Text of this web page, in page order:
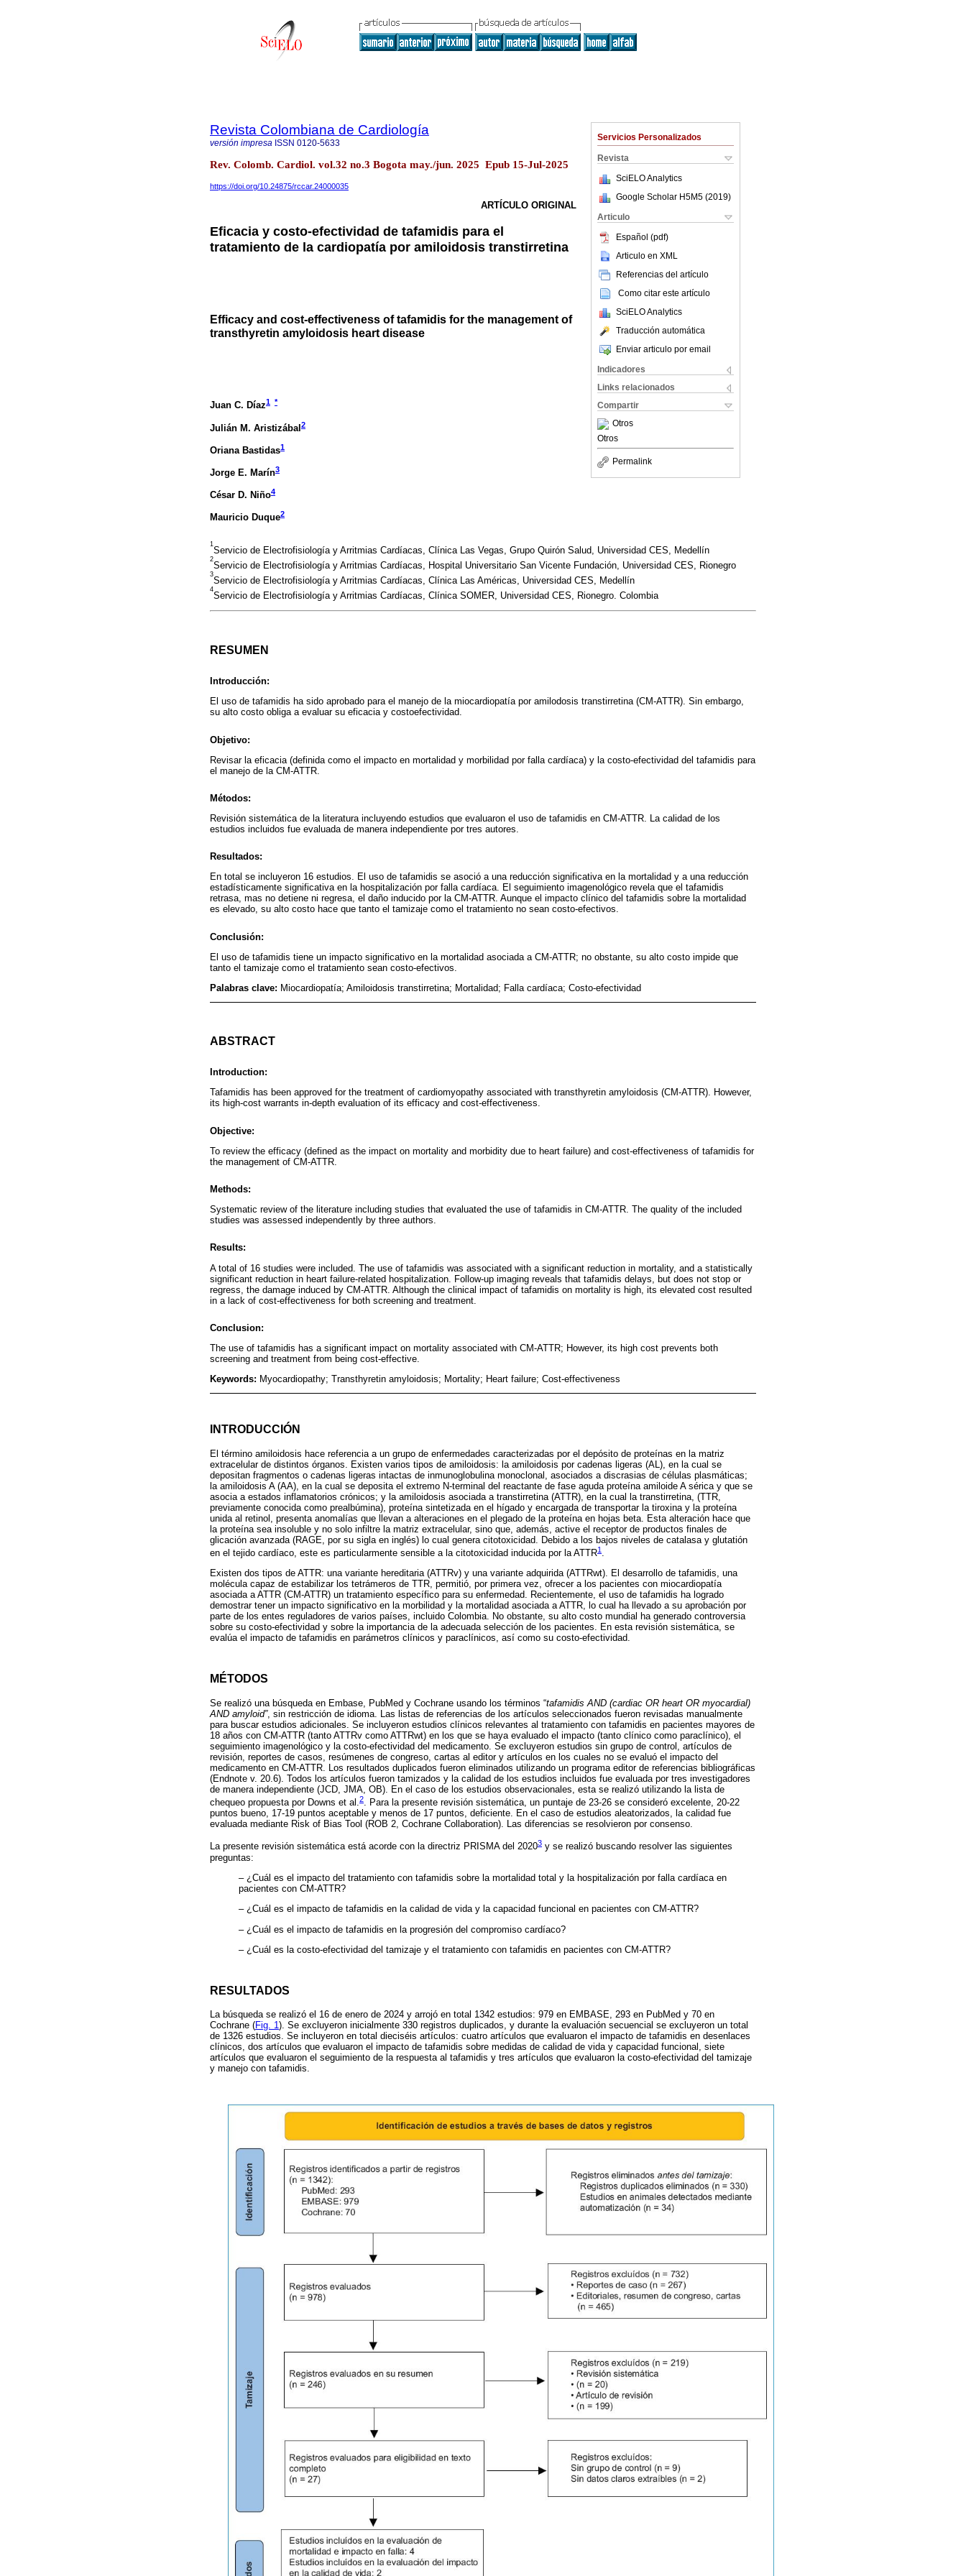
Servicios Personalizados
Revista
SciELO Analytics
Google Scholar H5M5 (2019)
Articulo
Español (pdf)
Articulo en XML
Referencias del artículo
Como citar este artículo
SciELO Analytics
Traducción automática
Enviar articulo por email
Indicadores
Links relacionados
Compartir
Otros
Otros
Permalink
Revista Colombiana de Cardiología
versión impresa ISSN 0120-5633
Rev. Colomb. Cardiol. vol.32 no.3 Bogota may./jun. 2025 Epub 15-Jul-2025
https://doi.org/10.24875/rccar.24000035
ARTÍCULO ORIGINAL
Eficacia y costo-efectividad de tafamidis para el
tratamiento de la cardiopatía por amiloidosis transtirretina
Efficacy and cost-effectiveness of tafamidis for the management of
transthyretin amyloidosis heart disease
Juan C. Díaz1 *
Julián M. Aristizábal 2
Oriana Bastidas1
Jorge E. Marín3
César D. Niño4
Mauricio Duque2
1
Servicio de Electrofisiología y Arritmias Cardíacas, Clínica Las Vegas, Grupo Quirón Salud, Universidad CES, Medellín
2
Servicio de Electrofisiología y Arritmias Cardíacas, Hospital Universitario San Vicente Fundación, Universidad CES, Rionegro
3
Servicio de Electrofisiología y Arritmias Cardíacas, Clínica Las Américas, Universidad CES, Medellín
4
Servicio de Electrofisiología y Arritmias Cardíacas, Clínica SOMER, Universidad CES, Rionegro. Colombia
RESUMEN
Introducción:
El uso de tafamidis ha sido aprobado para el manejo de la miocardiopatía por amilodosis transtirretina (CM-ATTR). Sin embargo,
su alto costo obliga a evaluar su eficacia y costoefectividad.
Objetivo:
Revisar la eficacia (definida como el impacto en mortalidad y morbilidad por falla cardíaca) y la costo-efectividad del tafamidis para
el manejo de la CM-ATTR.
Métodos:
Revisión sistemática de la literatura incluyendo estudios que evaluaron el uso de tafamidis en CM-ATTR. La calidad de los
estudios incluidos fue evaluada de manera independiente por tres autores.
Resultados:
En total se incluyeron 16 estudios. El uso de tafamidis se asoció a una reducción significativa en la mortalidad y a una reducción
estadísticamente significativa en la hospitalización por falla cardíaca. El seguimiento imagenológico revela que el tafamidis
retrasa, mas no detiene ni regresa, el daño inducido por la CM-ATTR. Aunque el impacto clínico del tafamidis sobre la mortalidad
es elevado, su alto costo hace que tanto el tamizaje como el tratamiento no sean costo-efectivos.
Conclusión:
El uso de tafamidis tiene un impacto significativo en la mortalidad asociada a CM-ATTR; no obstante, su alto costo impide que
tanto el tamizaje como el tratamiento sean costo-efectivos.
Palabras clave: Miocardiopatía; Amiloidosis transtirretina; Mortalidad; Falla cardíaca; Costo-efectividad
ABSTRACT
Introduction:
Tafamidis has been approved for the treatment of cardiomyopathy associated with transthyretin amyloidosis (CM-ATTR). However,
its high-cost warrants in-depth evaluation of its efficacy and cost-effectiveness.
Objective:
To review the efficacy (defined as the impact on mortality and morbidity due to heart failure) and cost-effectiveness of tafamidis for
the management of CM-ATTR.
Methods:
Systematic review of the literature including studies that evaluated the use of tafamidis in CM-ATTR. The quality of the included
studies was assessed independently by three authors.
Results:
A total of 16 studies were included. The use of tafamidis was associated with a significant reduction in mortality, and a statistically
significant reduction in heart failure-related hospitalization. Follow-up imaging reveals that tafamidis delays, but does not stop or
regress, the damage induced by CM-ATTR. Although the clinical impact of tafamidis on mortality is high, its elevated cost resulted
in a lack of cost-effectiveness for both screening and treatment.
Conclusion:
The use of tafamidis has a significant impact on mortality associated with CM-ATTR; However, its high cost prevents both
screening and treatment from being cost-effective.
Keywords: Myocardiopathy; Transthyretin amyloidosis; Mortality; Heart failure; Cost-effectiveness
INTRODUCCIÓN
El término amiloidosis hace referencia a un grupo de enfermedades caracterizadas por el depósito de proteínas en la matriz
extracelular de distintos órganos. Existen varios tipos de amiloidosis: la amiloidosis por cadenas ligeras (AL), en la cual se
depositan fragmentos o cadenas ligeras intactas de inmunoglobulina monoclonal, asociados a discrasias de células plasmáticas;
la amiloidosis A (AA), en la cual se deposita el extremo N-terminal del reactante de fase aguda proteína amiloide A sérica y que se
asocia a estados inflamatorios crónicos; y la amiloidosis asociada a transtirretina (ATTR), en la cual la transtirretina, (TTR,
previamente conocida como prealbúmina), proteína sintetizada en el hígado y encargada de transportar la tiroxina y la proteína
unida al retinol, presenta anomalías que llevan a alteraciones en el plegado de la proteína en hojas beta. Esta alteración hace que
la proteína sea insoluble y no solo infiltre la matriz extracelular, sino que, además, active el receptor de productos finales de
glicación avanzada (RAGE, por su sigla en inglés) lo cual genera citotoxicidad. Debido a los bajos niveles de catalasa y glutatión
en el tejido cardíaco, este es particularmente sensible a la citotoxicidad inducida por la ATTR1 .
Existen dos tipos de ATTR: una variante hereditaria (ATTRv) y una variante adquirida (ATTRwt). El desarrollo de tafamidis, una
molécula capaz de estabilizar los tetrámeros de TTR, permitió, por primera vez, ofrecer a los pacientes con miocardiopatía
asociada a ATTR (CM-ATTR) un tratamiento específico para su enfermedad. Recientemente, el uso de tafamidis ha logrado
demostrar tener un impacto significativo en la morbilidad y la mortalidad asociada a ATTR, lo cual ha llevado a su aprobación por
parte de los entes reguladores de varios países, incluido Colombia. No obstante, su alto costo mundial ha generado controversia
sobre su costo-efectividad y sobre la importancia de la adecuada selección de los pacientes. En esta revisión sistemática, se
evalúa el impacto de tafamidis en parámetros clínicos y paraclínicos, así como su costo-efectividad.
MÉTODOS
Se realizó una búsqueda en Embase, PubMed y Cochrane usando los términos “tafamidis AND (cardiac OR heart OR myocardial)
AND amyloid”, sin restricción de idioma. Las listas de referencias de los artículos seleccionados fueron revisadas manualmente
para buscar estudios adicionales. Se incluyeron estudios clínicos relevantes al tratamiento con tafamidis en pacientes mayores de
18 años con CM-ATTR (tanto ATTRv como ATTRwt) en los que se haya evaluado el impacto (tanto clínico como paraclínico), el
seguimiento imagenológico y la costo-efectividad del medicamento. Se excluyeron estudios sin grupo de control, artículos de
revisión, reportes de casos, resúmenes de congreso, cartas al editor y artículos en los cuales no se evaluó el impacto del
medicamento en CM-ATTR. Los resultados duplicados fueron eliminados utilizando un programa editor de referencias bibliográficas
(Endnote v. 20.6). Todos los artículos fueron tamizados y la calidad de los estudios incluidos fue evaluada por tres investigadores
de manera independiente (JCD, JMA, OB). En el caso de los estudios observacionales, esta se realizó utilizando la lista de
chequeo propuesta por Downs et al.2. Para la presente revisión sistemática, un puntaje de 23-26 se consideró excelente, 20-22
puntos bueno, 17-19 puntos aceptable y menos de 17 puntos, deficiente. En el caso de estudios aleatorizados, la calidad fue
evaluada mediante Risk of Bias Tool (ROB 2, Cochrane Collaboration). Las diferencias se resolvieron por consenso.
La presente revisión sistemática está acorde con la directriz PRISMA del 20203 y se realizó buscando resolver las siguientes
preguntas:
– ¿Cuál es el impacto del tratamiento con tafamidis sobre la mortalidad total y la hospitalización por falla cardíaca en
pacientes con CM-ATTR?
– ¿Cuál es el impacto de tafamidis en la calidad de vida y la capacidad funcional en pacientes con CM-ATTR?
– ¿Cuál es el impacto de tafamidis en la progresión del compromiso cardíaco?
– ¿Cuál es la costo-efectividad del tamizaje y el tratamiento con tafamidis en pacientes con CM-ATTR?
RESULTADOS
La búsqueda se realizó el 16 de enero de 2024 y arrojó en total 1342 estudios: 979 en EMBASE, 293 en PubMed y 70 en
Cochrane (Fig. 1). Se excluyeron inicialmente 330 registros duplicados, y durante la evaluación secuencial se excluyeron un total
de 1326 estudios. Se incluyeron en total dieciséis artículos: cuatro artículos que evaluaron el impacto de tafamidis en desenlaces
clínicos, dos artículos que evaluaron el impacto de tafamidis sobre medidas de calidad de vida y capacidad funcional, siete
artículos que evaluaron el seguimiento de la respuesta al tafamidis y tres artículos que evaluaron la costo-efectividad del tamizaje
y manejo con tafamidis.